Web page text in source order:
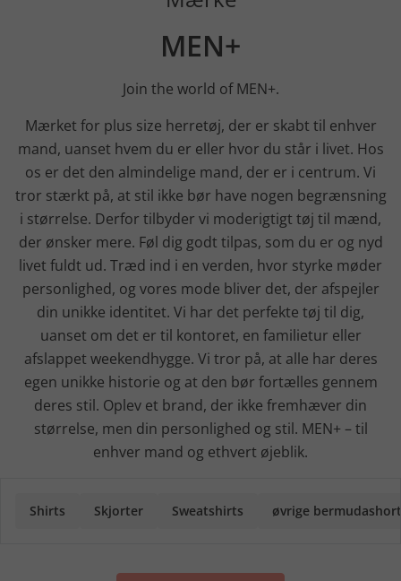
MEN+
Join the world of MEN+.
Mærket for plus size herretøj, der er skabt til enhver
mand, uanset hvem du er eller hvor du står i livet. Hos
os er det den almindelige mand, der er i centrum. Vi
tror stærkt på, at stil ikke bør have nogen begrænsning
i størrelse. Derfor tilbyder vi moderigtigt tøj til mænd,
der ønsker mere. Føl dig godt tilpas, som du er og nyd
livet fuldt ud. Træd ind i en verden, hvor styrke møder
personlighed, og vores mode bliver det, der afspejler
din unikke identitet. Vi har det perfekte tøj til dig,
uanset om det er til kontoret, en familietur eller
afslappet weekendhygge. Vi tror på, at alle har deres
egen unikke historie og at den bør fortælles gennem
deres stil. Oplev et brand, der ikke fremhæver din
størrelse, men din personlighed og stil. MEN+ – til
enhver mand og ethvert øjeblik.
Shirts Skjorter Sweatshirts øvrige